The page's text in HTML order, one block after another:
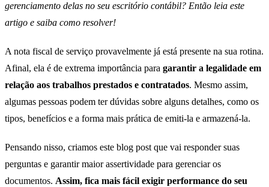
gerenciamento delas no seu escritório contábil? Então leia este
artigo e saiba como resolver!
A nota fiscal de serviço provavelmente já está presente na sua rotina.
Afinal, ela é de extrema importância para garantir a legalidade em
relação aos trabalhos prestados e contratados. Mesmo assim,
algumas pessoas podem ter dúvidas sobre alguns detalhes, como os
tipos, benefícios e a forma mais prática de emiti-la e armazená-la.
Pensando nisso, criamos este blog post que vai responder suas
perguntas e garantir maior assertividade para gerenciar os
documentos. Assim, fica mais fácil exigir performance do seu